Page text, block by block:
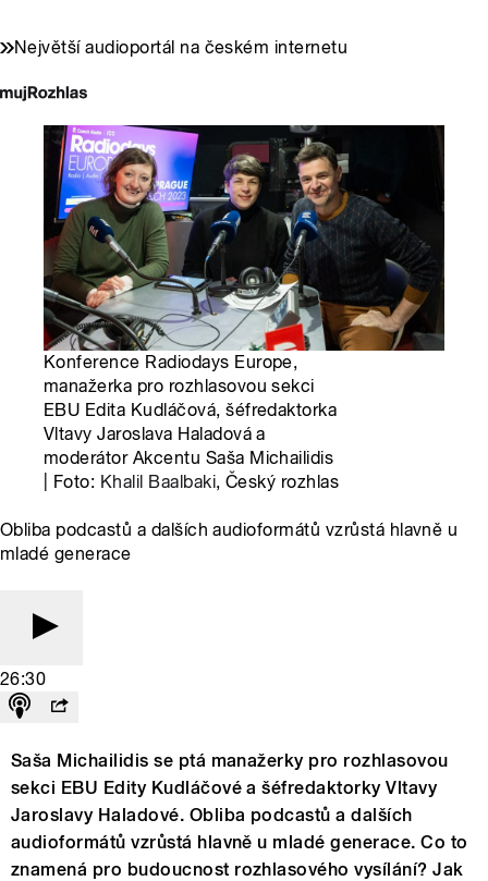
Největší audioportál na českém internetu
Konference Radiodays Europe,
manažerka pro rozhlasovou sekci
EBU Edita Kudláčová, šéfredaktorka
Vltavy Jaroslava Haladová a
moderátor Akcentu Saša Michailidis
| Foto: Khalil Baalbaki, Český rozhlas
Obliba podcastů a dalších audioformátů vzrůstá hlavně u
mladé generace
26:30
Saša Michailidis se ptá manažerky pro rozhlasovou
sekci EBU Edity Kudláčové a šéfredaktorky Vltavy
Jaroslavy Haladové. Obliba podcastů a dalších
audioformátů vzrůstá hlavně u mladé generace. Co to
znamená pro budoucnost rozhlasového vysílání? Jak